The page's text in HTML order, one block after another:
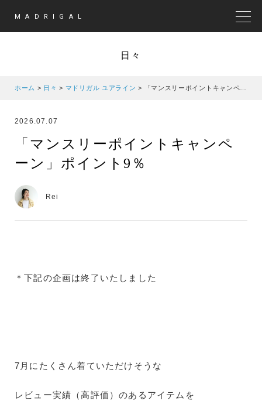
MADRIGAL
日々
ホーム > 日々 > マドリガル ユアライン > 「マンスリーポイントキャンペーン」ポイント9％
2026.07.07
「マンスリーポイントキャンペ
ーン」ポイント9％
Rei
＊下記の企画は終了いたしました
7月にたくさん着ていただけそうな
レビュー実績（高評価）のあるアイテムを